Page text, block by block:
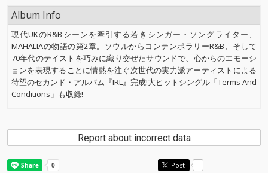
Album Info
現代UKのR&Bシーンを牽引する若きシンガー・ソングライター、
MAHALIAの物語の第2章。ソウルからコンテンポラリーR&B、そして
70年代のテイストを巧みに織り交ぜたサウンドで、心からのエモーシ
ョンを表現することに情熱を注ぐ次世代の実力派アーティストによる
待望のセカンド・アルバム『IRL』完成!大ヒットシングル「Terms And
Conditions」も収録!
Report about incorrect data
Post -